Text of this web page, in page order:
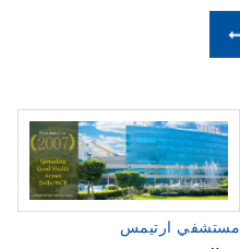
مستشفي ارتيمس